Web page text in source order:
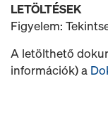
LETÖLTÉSEK
Figyelem:
A letölthető
információk) a